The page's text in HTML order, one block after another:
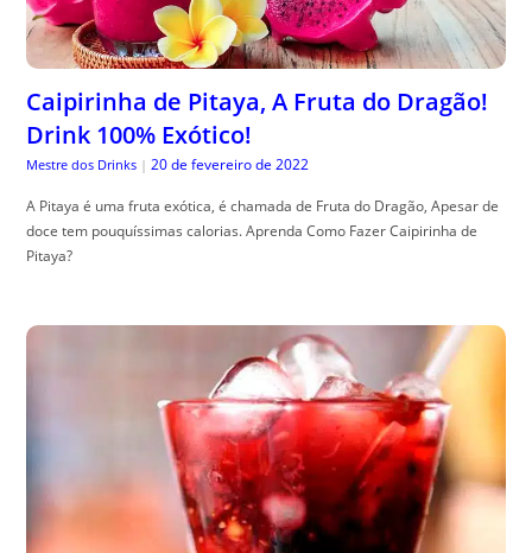
Caipirinha de Pitaya, A Fruta do Dragão!
Drink 100% Exótico!
Mestre dos Drinks | 20 de fevereiro de 2022
A Pitaya é uma fruta exótica, é chamada de Fruta do Dragão, Apesar de
doce tem pouquíssimas calorias. Aprenda Como Fazer Caipirinha de
Pitaya?